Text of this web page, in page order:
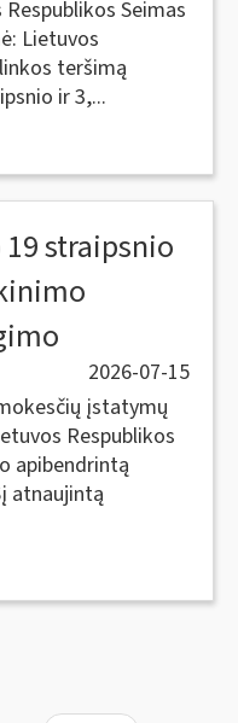
Seimas
Lietuvos
teršimą
ir 3,...
straipsnio
2026-07-15
įstatymų
Respublikos
apibendrintą
atnaujintą